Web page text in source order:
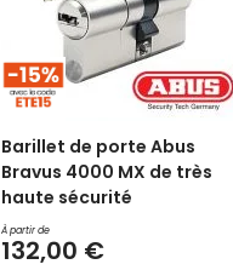
Barillet de porte Abus
Bravus 4000 MX de très
haute sécurité
À partir de
132,00 €